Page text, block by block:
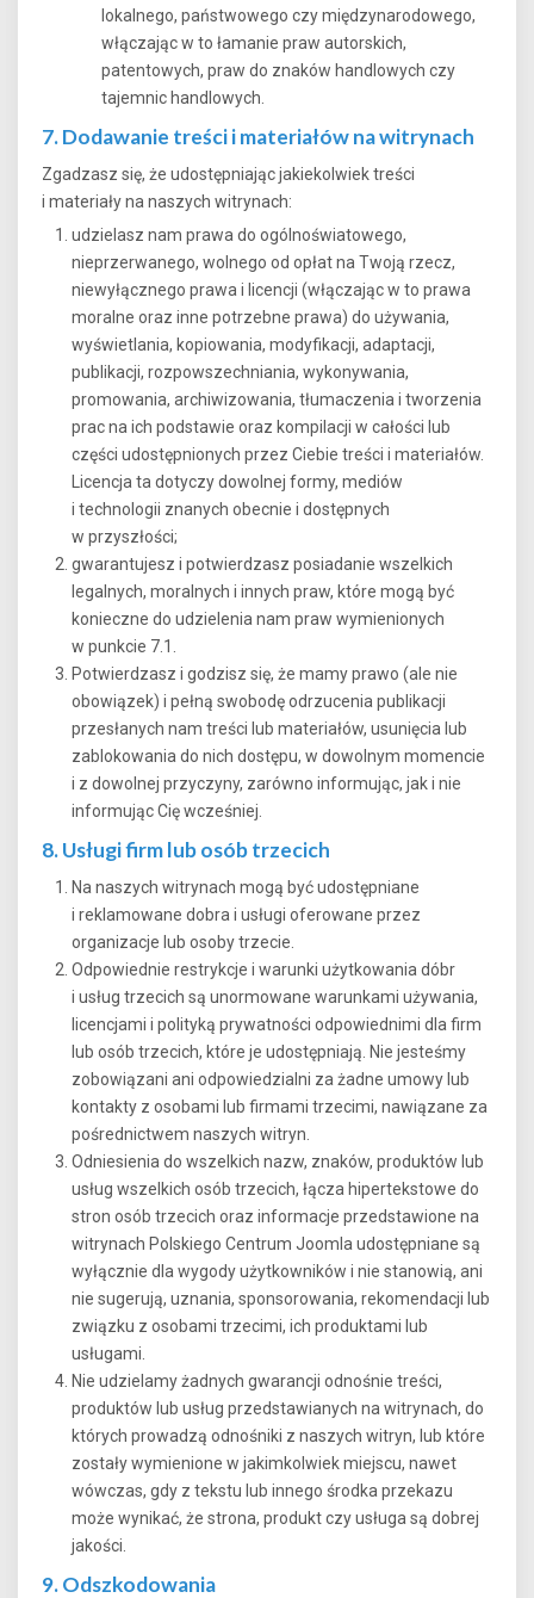
lokalnego, państwowego czy międzynarodowego,
włączając w to łamanie praw autorskich,
patentowych, praw do znaków handlowych czy
tajemnic handlowych.
7. Dodawanie treści i materiałów na witrynach
Zgadzasz się, że udostępniając jakiekolwiek treści
i materiały na naszych witrynach:
udzielasz nam prawa do ogólnoświatowego,
nieprzerwanego, wolnego od opłat na Twoją rzecz,
niewyłącznego prawa i licencji (włączając w to prawa
moralne oraz inne potrzebne prawa) do używania,
wyświetlania, kopiowania, modyfikacji, adaptacji,
publikacji, rozpowszechniania, wykonywania,
promowania, archiwizowania, tłumaczenia i tworzenia
prac na ich podstawie oraz kompilacji w całości lub
części udostępnionych przez Ciebie treści i materiałów.
Licencja ta dotyczy dowolnej formy, mediów
i technologii znanych obecnie i dostępnych
w przyszłości;
gwarantujesz i potwierdzasz posiadanie wszelkich
legalnych, moralnych i innych praw, które mogą być
konieczne do udzielenia nam praw wymienionych
w punkcie 7.1.
Potwierdzasz i godzisz się, że mamy prawo (ale nie
obowiązek) i pełną swobodę odrzucenia publikacji
przesłanych nam treści lub materiałów, usunięcia lub
zablokowania do nich dostępu, w dowolnym momencie
i z dowolnej przyczyny, zarówno informując, jak i nie
informując Cię wcześniej.
8. Usługi firm lub osób trzecich
Na naszych witrynach mogą być udostępniane
i reklamowane dobra i usługi oferowane przez
organizacje lub osoby trzecie.
Odpowiednie restrykcje i warunki użytkowania dóbr
i usług trzecich są unormowane warunkami używania,
licencjami i polityką prywatności odpowiednimi dla firm
lub osób trzecich, które je udostępniają. Nie jesteśmy
zobowiązani ani odpowiedzialni za żadne umowy lub
kontakty z osobami lub firmami trzecimi, nawiązane za
pośrednictwem naszych witryn.
Odniesienia do wszelkich nazw, znaków, produktów lub
usług wszelkich osób trzecich, łącza hipertekstowe do
stron osób trzecich oraz informacje przedstawione na
witrynach Polskiego Centrum Joomla udostępniane są
wyłącznie dla wygody użytkowników i nie stanowią, ani
nie sugerują, uznania, sponsorowania, rekomendacji lub
związku z osobami trzecimi, ich produktami lub
usługami.
Nie udzielamy żadnych gwarancji odnośnie treści,
produktów lub usług przedstawianych na witrynach, do
których prowadzą odnośniki z naszych witryn, lub które
zostały wymienione w jakimkolwiek miejscu, nawet
wówczas, gdy z tekstu lub innego środka przekazu
może wynikać, że strona, produkt czy usługa są dobrej
jakości.
9. Odszkodowania